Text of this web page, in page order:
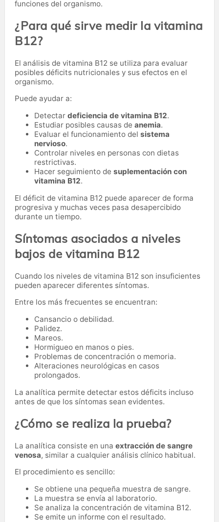
funciones del organismo.
¿Para qué sirve medir la vitamina
B12?
El análisis de vitamina B12 se utiliza para evaluar
posibles déficits nutricionales y sus efectos en el
organismo.
Puede ayudar a:
Detectar deficiencia de vitamina B12.
Estudiar posibles causas de anemia.
Evaluar el funcionamiento del sistema
nervioso.
Controlar niveles en personas con dietas
restrictivas.
Hacer seguimiento de suplementación con
vitamina B12.
El déficit de vitamina B12 puede aparecer de forma
progresiva y muchas veces pasa desapercibido
durante un tiempo.
Síntomas asociados a niveles
bajos de vitamina B12
Cuando los niveles de vitamina B12 son insuficientes
pueden aparecer diferentes síntomas.
Entre los más frecuentes se encuentran:
Cansancio o debilidad.
Palidez.
Mareos.
Hormigueo en manos o pies.
Problemas de concentración o memoria.
Alteraciones neurológicas en casos
prolongados.
La analítica permite detectar estos déficits incluso
antes de que los síntomas sean evidentes.
¿Cómo se realiza la prueba?
La analítica consiste en una extracción de sangre
venosa, similar a cualquier análisis clínico habitual.
El procedimiento es sencillo:
Se obtiene una pequeña muestra de sangre.
La muestra se envía al laboratorio.
Se analiza la concentración de vitamina B12.
Se emite un informe con el resultado.